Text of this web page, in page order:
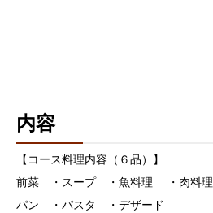
内容
【コース料理内容（６品）】
前菜 ・スープ ・魚料理 ・肉料理
パン ・パスタ ・デザード